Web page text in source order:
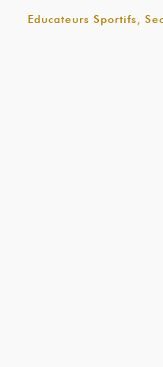
Educateurs Sportifs,